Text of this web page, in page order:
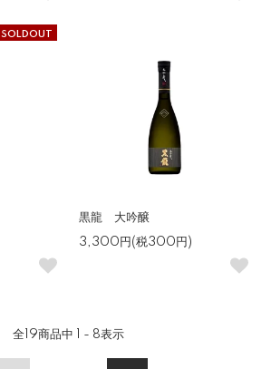
SOLDOUT
黒龍 大吟醸
3,300円(税300円)
全19商品中 1 - 8表示